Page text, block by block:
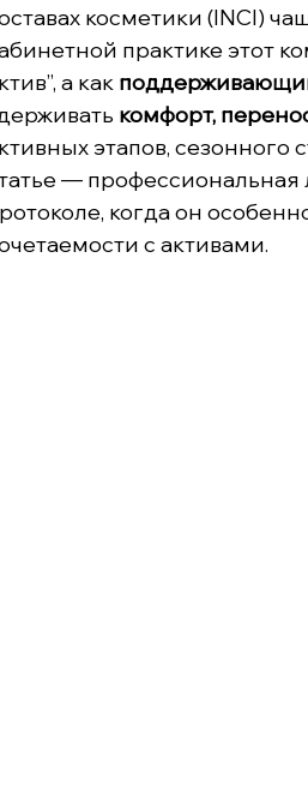
косметики (INCI)
практике этот
а как
комфорт,
этапов, сезонного
— профессиональная
когда он
с активами.